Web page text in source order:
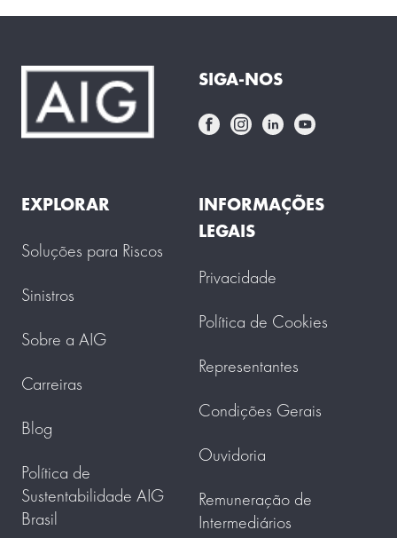
SIGA-NOS
EXPLORAR
Soluções para Riscos
Sinistros
Sobre a AIG
Carreiras
Blog
Política de
Sustentabilidade AIG
Brasil
INFORMAÇÕES
LEGAIS
Privacidade
Política de Cookies
Representantes
Condições Gerais
Ouvidoria
Remuneração de
Intermediários